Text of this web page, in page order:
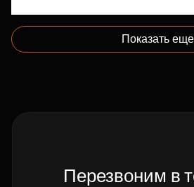
Показать еще
Перезвоним в